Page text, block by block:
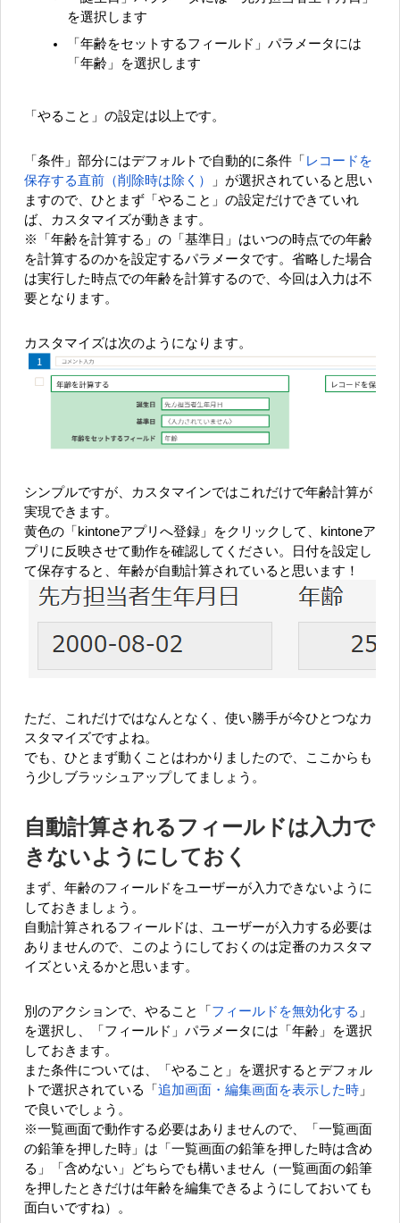
を選択します
「年齢をセットするフィールド」パラメータには
「年齢」を選択します
「やること」の設定は以上です。
「条件」部分にはデフォルトで自動的に条件「 レコードを
保存する直前（削除時は除く）
」が選択されていると思い
ますので、ひとまず「やること」の設定だけできていれ
ば、カスタマイズが動きます。
※「年齢を計算する」の「基準日」はいつの時点での年齢
を計算するのかを設定するパラメータです。省略した場合
は実行した時点での年齢を計算するので、今回は入力は不
要となります。
カスタマイズは次のようになります。
シンプルですが、カスタマインではこれだけで年齢計算が
実現できます。
黄色の「kintoneアプリへ登録」をクリックして、kintoneア
プリに反映させて動作を確認してください。日付を設定し
て保存すると、年齢が自動計算されていると思います！
ただ、これだけではなんとなく、使い勝手が今ひとつなカ
スタマイズですよね。
でも、ひとまず動くことはわかりましたので、ここからも
う少しブラッシュアップしてましょう。
自動計算されるフィールドは入力で
きないようにしておく
まず、年齢のフィールドをユーザーが入力できないように
しておきましょう。
自動計算されるフィールドは、ユーザーが入力する必要は
ありませんので、このようにしておくのは定番のカスタマ
イズといえるかと思います。
別のアクションで、やること「 フィールドを無効化する 」
を選択し、「フィールド」パラメータには「年齢」を選択
しておきます。
また条件については、「やること」を選択するとデフォル
トで選択されている「 追加画面・編集画面を表示した時 」
で良いでしょう。
※一覧画面で動作する必要はありませんので、「一覧画面
の鉛筆を押した時」は「一覧画面の鉛筆を押した時は含め
る」「含めない」どちらでも構いません（一覧画面の鉛筆
を押したときだけは年齢を編集できるようにしておいても
面白いですね）。